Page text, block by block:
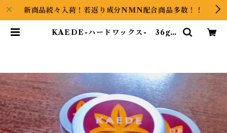
新商品続々入荷！若返り成分NMN配合商品多数！！
KAEDE-ハードワックス- 36g |